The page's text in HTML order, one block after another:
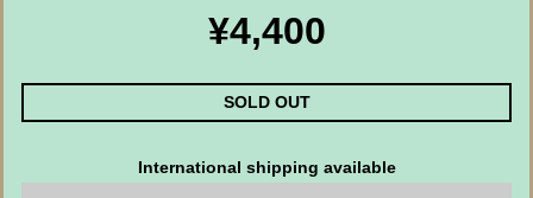
¥4,400
SOLD OUT
International shipping available